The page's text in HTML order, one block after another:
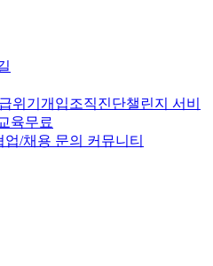
위기개입조직진단챌린지 서비
육무료
업/채용 문의 커뮤니티